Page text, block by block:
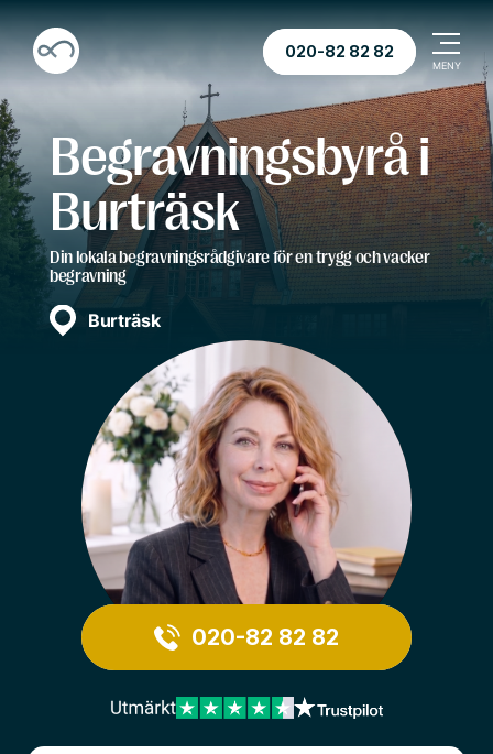
020-82 82 82
Begravningsbyrå i
Burträsk
Din lokala begravningsrådgivare för en trygg och vacker
begravning
Burträsk
020-82 82 82